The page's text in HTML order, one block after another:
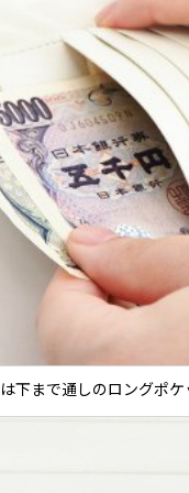
下まで通しのロングポ